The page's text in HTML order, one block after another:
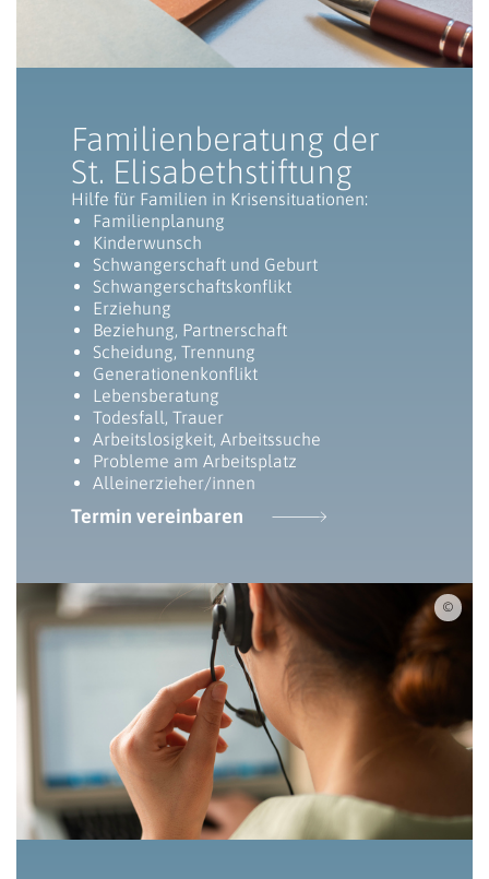
Familienberatung der
St. Elisabethstiftung
Hilfe für Familien in Krisensituationen:
Familienplanung
Kinderwunsch
Schwangerschaft und Geburt
Schwangerschaftskonflikt
Erziehung
Beziehung, Partnerschaft
Scheidung, Trennung
Generationenkonflikt
Lebensberatung
Todesfall, Trauer
Arbeitslosigkeit, Arbeitssuche
Probleme am Arbeitsplatz
Alleinerzieher/innen
Termin vereinbaren